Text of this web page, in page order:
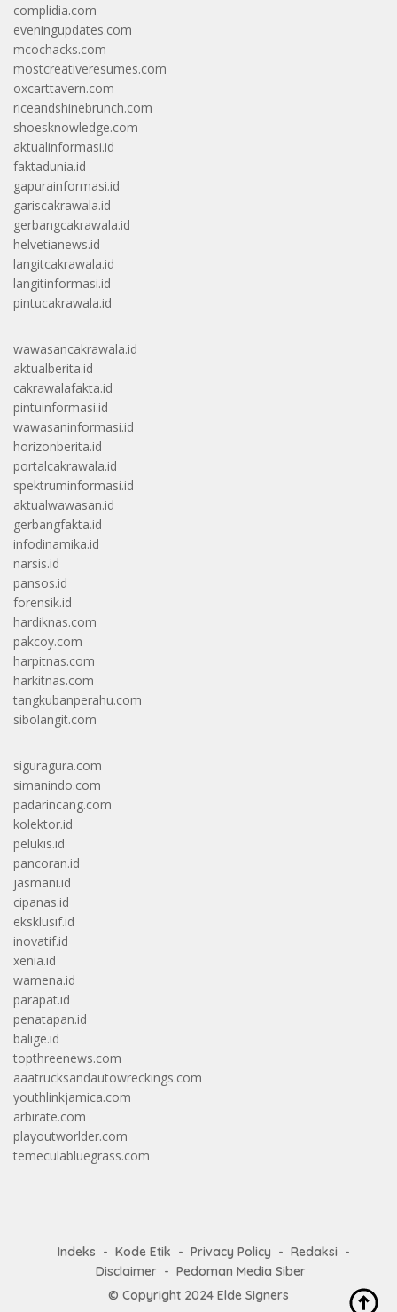
complidia.com
eveningupdates.com
mcochacks.com
mostcreativeresumes.com
oxcarttavern.com
riceandshinebrunch.com
shoesknowledge.com
aktualinformasi.id
faktadunia.id
gapurainformasi.id
gariscakrawala.id
gerbangcakrawala.id
helvetianews.id
langitcakrawala.id
langitinformasi.id
pintucakrawala.id
wawasancakrawala.id
aktualberita.id
cakrawalafakta.id
pintuinformasi.id
wawasaninformasi.id
horizonberita.id
portalcakrawala.id
spektruminformasi.id
aktualwawasan.id
gerbangfakta.id
infodinamika.id
narsis.id
pansos.id
forensik.id
hardiknas.com
pakcoy.com
harpitnas.com
harkitnas.com
tangkubanperahu.com
sibolangit.com
siguragura.com
simanindo.com
padarincang.com
kolektor.id
pelukis.id
pancoran.id
jasmani.id
cipanas.id
eksklusif.id
inovatif.id
xenia.id
wamena.id
parapat.id
penatapan.id
balige.id
topthreenews.com
aaatrucksandautowreckings.com
youthlinkjamica.com
arbirate.com
playoutworlder.com
temeculabluegrass.com
Indeks Kode Etik Privacy Policy
Redaksi
Disclaimer
Pedoman Media Siber
© Copyright 2024 Elde Signers